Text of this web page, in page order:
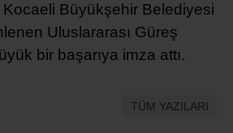
Büyükşehir Belediyesi
Uluslararası Güreş
bir başarıya imza attı.
TÜM YAZILARI